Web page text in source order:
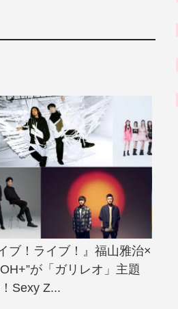
ブ！ライブ！』福山雅治×
が「ガリレオ」主題
Sexy Z...